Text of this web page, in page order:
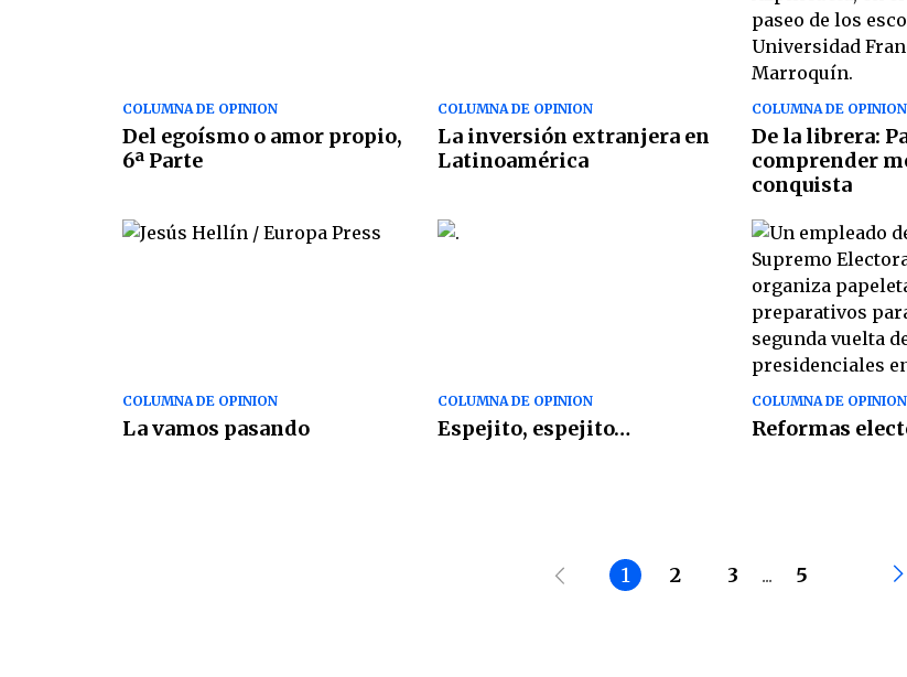
COLUMNA DE OPINION
Del egoísmo o amor propio,
6ª Parte
COLUMNA DE OPINION
La inversión extranjera en
Latinoamérica
COLUMNA DE OPINION
De la librera:
comprender
conquista
COLUMNA DE OPINION
La vamos pasando
COLUMNA DE OPINION
Espejito, espejito…
COLUMNA DE OPINION
Reformas
1 2 3 ... 5